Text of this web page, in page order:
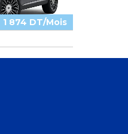
1 874 DT/Mois